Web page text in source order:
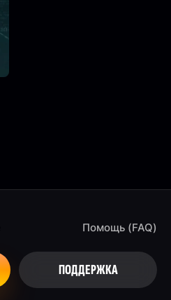
Помощь (FAQ)
ПОДДЕРЖКА